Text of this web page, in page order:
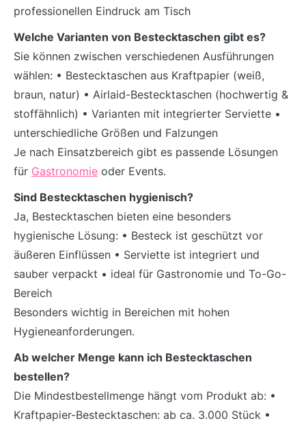
professionellen Eindruck am Tisch
Welche Varianten von Bestecktaschen gibt es?
Sie können zwischen verschiedenen Ausführungen
wählen: • Bestecktaschen aus Kraftpapier (weiß,
braun, natur) • Airlaid-Bestecktaschen (hochwertig &
stoffähnlich) • Varianten mit integrierter Serviette •
unterschiedliche Größen und Falzungen
Je nach Einsatzbereich gibt es passende Lösungen
für Gastronomie oder Events.
Sind Bestecktaschen hygienisch?
Ja, Bestecktaschen bieten eine besonders
hygienische Lösung: • Besteck ist geschützt vor
äußeren Einflüssen • Serviette ist integriert und
sauber verpackt • ideal für Gastronomie und To-Go-
Bereich
Besonders wichtig in Bereichen mit hohen
Hygieneanforderungen.
Ab welcher Menge kann ich Bestecktaschen
bestellen?
Die Mindestbestellmenge hängt vom Produkt ab: •
Kraftpapier-Bestecktaschen: ab ca. 3.000 Stück •